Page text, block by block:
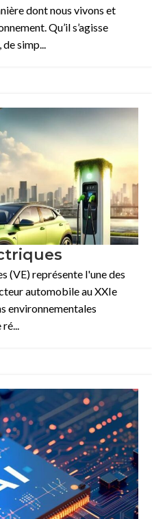
dont nous vivons et
Qu’il s’agisse
simp...
(VE) représente l'une des
automobile au XXIe
environnementales